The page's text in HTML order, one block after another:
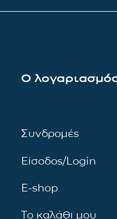
Ο
Συνδρομές
Είσοδος/Login
E-shop
Το καλάθι μου